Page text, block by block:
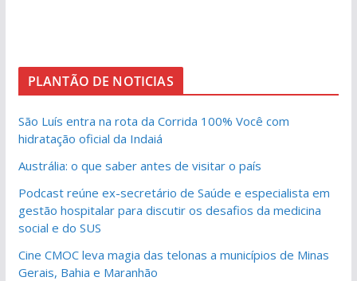
PLANTÃO DE NOTICIAS
São Luís entra na rota da Corrida 100% Você com
hidratação oficial da Indaiá
Austrália: o que saber antes de visitar o país
Podcast reúne ex-secretário de Saúde e especialista em
gestão hospitalar para discutir os desafios da medicina
social e do SUS
Cine CMOC leva magia das telonas a municípios de Minas
Gerais, Bahia e Maranhão